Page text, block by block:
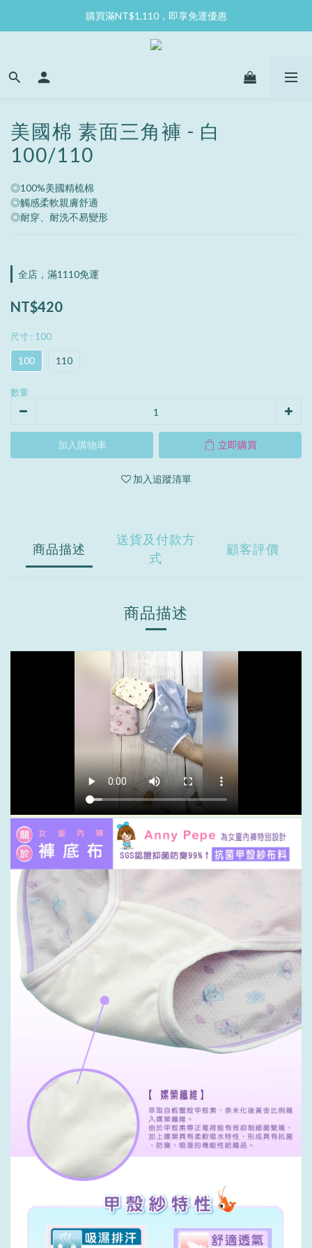
購買滿NT$1,110，即享免運優惠
美國棉 素面三角褲 - 白
100/110
◎100%美國精梳棉
◎觸感柔軟親膚舒適
◎耐穿、耐洗不易變形
全店，滿1110免運
NT$420
尺寸 : 100
100 110
數量
加入購物車 立即購買
加入追蹤清單
商品描述
送貨及付款方
式
顧客評價
商品描述